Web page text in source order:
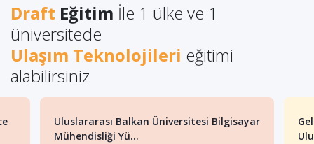
Draft Eğitim İle 1 ülke ve 1
üniversitede
Ulaşım Teknolojileri eğitimi
alabilirsiniz
Uluslararası Balkan Üniversitesi Bilgisayar
Mühendisliği Yü...